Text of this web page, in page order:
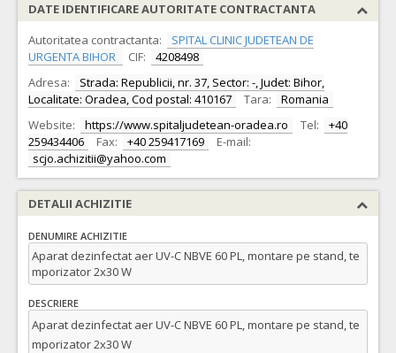
DATE IDENTIFICARE AUTORITATE CONTRACTANTA
Autoritatea contractanta:
SPITAL CLINIC JUDETEAN DE
URGENTA BIHOR
CIF:
4208498
Adresa:
Strada: Republicii, nr. 37, Sector: -, Judet: Bihor,
Localitate: Oradea, Cod postal: 410167
Tara:
Romania
Website:
https://www.spitaljudetean-oradea.ro Tel:
+40
259434406
Fax: +40 259417169
E-mail:
scjo.achizitii@yahoo.com
DETALII ACHIZITIE
DENUMIRE ACHIZITIE
Aparat dezinfectat aer UV-C NBVE 60 PL, montare pe stand, te
mporizator 2x30 W
DESCRIERE
Aparat dezinfectat aer UV-C NBVE 60 PL, montare pe stand, te
mporizator 2x30 W